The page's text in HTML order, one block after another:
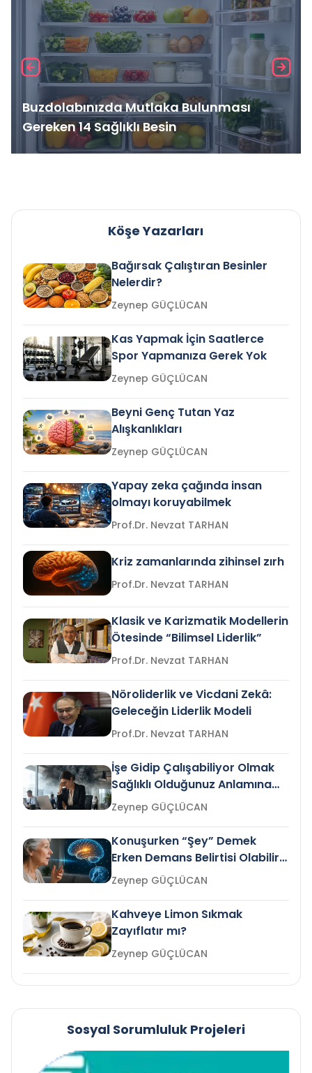
Buzdolabınızda Mutlaka Bulunması
Gereken 14 Sağlıklı Besin
Köşe Yazarları
Bağırsak Çalıştıran Besinler
Nelerdir?
Zeynep GÜÇLÜCAN
Kas Yapmak İçin Saatlerce
Spor Yapmanıza Gerek Yok
Zeynep GÜÇLÜCAN
Beyni Genç Tutan Yaz
Alışkanlıkları
Zeynep GÜÇLÜCAN
Yapay zeka çağında insan
olmayı koruyabilmek
Prof.Dr. Nevzat TARHAN
Kriz zamanlarında zihinsel zırh
Prof.Dr. Nevzat TARHAN
Klasik ve Karizmatik Modellerin
Ötesinde “Bilimsel Liderlik”
Prof.Dr. Nevzat TARHAN
Nöroliderlik ve Vicdani Zekâ:
Geleceğin Liderlik Modeli
Prof.Dr. Nevzat TARHAN
İşe Gidip Çalışabiliyor Olmak
Sağlıklı Olduğunuz Anlamına
Gelir mi?Zeynep GÜÇLÜCAN
Konuşurken “Şey” Demek
Erken Demans Belirtisi Olabilir
mi?
Zeynep GÜÇLÜCAN
Kahveye Limon Sıkmak
Zayıflatır mı?
Zeynep GÜÇLÜCAN
Sosyal Sorumluluk Projeleri